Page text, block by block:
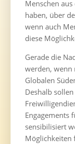
Menschen
haben, über
wenn auch
diese
Gerade die
werden, wenn
Globalen
Deshalb
Engagements
sensibilisiert
Möglichkeiten